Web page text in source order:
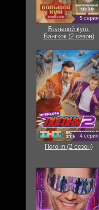
5 серия
Большой куш.
Бангкок (2 сезон)
4 серия
Погоня (2 сезон)